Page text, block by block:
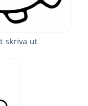
skriva ut